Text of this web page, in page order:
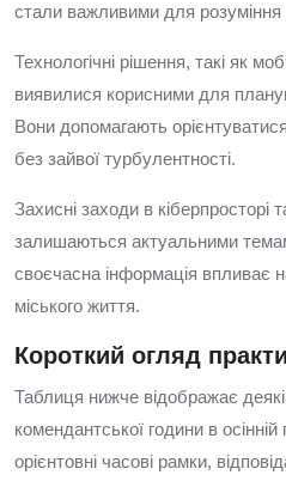
стали важливими для розуміння
Технологічні рішення, такі як
виявилися корисними для
Вони допомагають
без зайвої турбулентності.
Захисні заходи в кіберпросторі
залишаються актуальними
своєчасна інформація впливає
міського життя.
Короткий огляд
Таблиця нижче відображає деякі
комендантської години в
орієнтовні часові рамки,